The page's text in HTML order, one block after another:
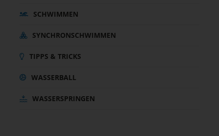
SCHWIMMEN
SYNCHRONSCHWIMMEN
TIPPS & TRICKS
WASSERBALL
WASSERSPRINGEN